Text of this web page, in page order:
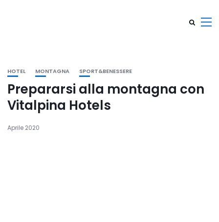
HOTEL MONTAGNA SPORT&BENESSERE
Prepararsi alla montagna con
Vitalpina Hotels
Aprile 2020